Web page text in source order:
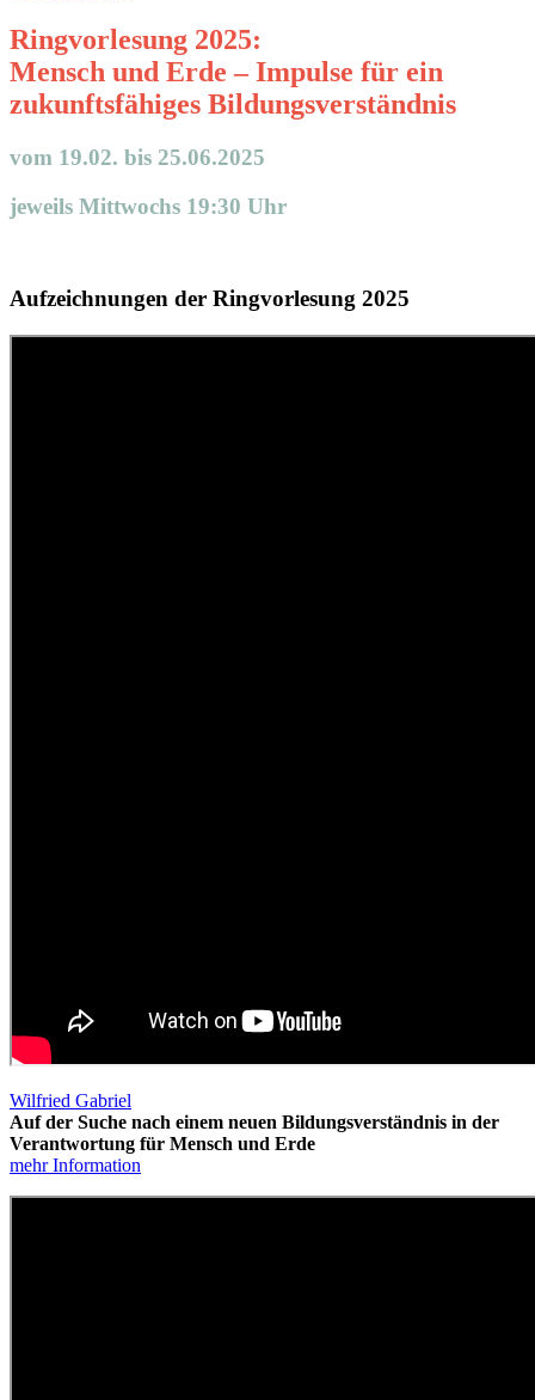
Ringvorlesung 2025:
Mensch und Erde – Impulse für ein
zukunftsfähiges Bildungsverständnis
vom 19.02. bis 25.06.2025
jeweils Mittwochs 19:30 Uhr
Aufzeichnungen der Ringvorlesung 2025
Wilfried Gabriel
Auf der Suche nach einem neuen Bildungsverständnis in der
Verantwortung für Mensch und Erde
mehr Information